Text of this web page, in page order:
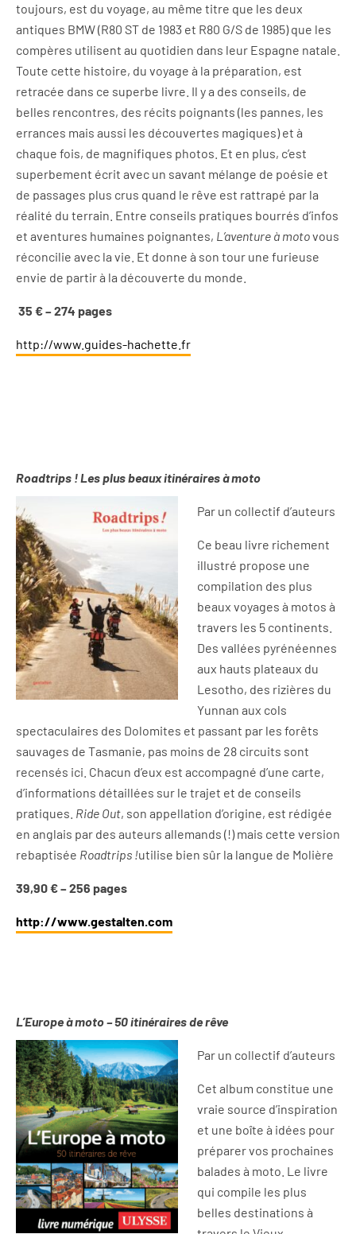
toujours, est du voyage, au même titre que les deux
antiques BMW (R80 ST de 1983 et R80 G/S de 1985) que les
compères utilisent au quotidien dans leur Espagne natale.
Toute cette histoire, du voyage à la préparation, est
retracée dans ce superbe livre. Il y a des conseils, de
belles rencontres, des récits poignants (les pannes, les
errances mais aussi les découvertes magiques) et à
chaque fois, de magnifiques photos. Et en plus, c’est
superbement écrit avec un savant mélange de poésie et
de passages plus crus quand le rêve est rattrapé par la
réalité du terrain. Entre conseils pratiques bourrés d’infos
et aventures humaines poignantes, L’aventure à motovous
réconcilie avec la vie. Et donne à son tour une furieuse
envie de partir à la découverte du monde.
35 € – 274 pages
http://www.guides-hachette.fr
Roadtrips ! Les plus beaux itinéraires à moto
Par un collectif d’auteurs
Ce beau livre richement
illustré propose une
compilation des plus
beaux voyages à motos à
travers les 5 continents.
Des vallées pyrénéennes
aux hauts plateaux du
Lesotho, des rizières du
Yunnan aux cols
spectaculaires des Dolomites et passant par les forêts
sauvages de Tasmanie, pas moins de 28 circuits sont
recensés ici. Chacun d’eux est accompagné d’une carte,
d’informations détaillées sur le trajet et de conseils
pratiques. Ride Out, son appellation d’origine, est rédigée
en anglais par des auteurs allemands (!) mais cette version
rebaptisée Roadtrips !utilise bien sûr la langue de Molière
39,90 € –256 pages
http://www.gestalten.com
L’Europe à moto – 50 itinéraires de rêve
Par un collectif d’auteurs
Cet album constitue une
vraie source d’inspiration
et une boîte à idées pour
préparer vos prochaines
balades à moto. Le livre
qui compile les plus
belles destinations à